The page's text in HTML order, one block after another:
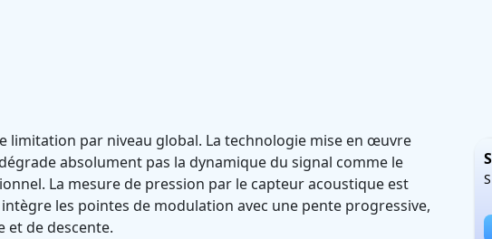
limitation par niveau global. La technologie mise en œuvre
absolument pas la dynamique du signal comme le
La mesure de pression par le capteur acoustique est
les pointes de modulation avec une pente progressive,
et de descente.